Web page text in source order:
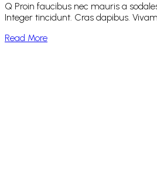
Q Proin faucibus nec mauris a
Integer tincidunt. Cras dapibus.
Read More